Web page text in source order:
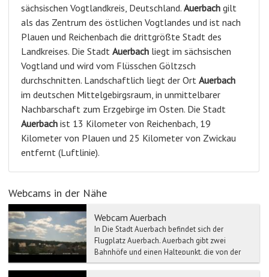
sächsischen Vogtlandkreis, Deutschland. Auerbach gilt
als das Zentrum des östlichen Vogtlandes und ist nach
Plauen und Reichenbach die drittgrößte Stadt des
Landkreises. Die Stadt Auerbach liegt im sächsischen
Vogtland und wird vom Flüsschen Göltzsch
durchschnitten. Landschaftlich liegt der Ort Auerbach
im deutschen Mittelgebirgsraum, in unmittelbarer
Nachbarschaft zum Erzgebirge im Osten. Die Stadt
Auerbach ist 13 Kilometer von Reichenbach, 19
Kilometer von Plauen und 25 Kilometer von Zwickau
entfernt (Luftlinie).
Webcams in der Nähe
Webcam Auerbach
In Die Stadt Auerbach befindet sich der
Flugplatz Auerbach. Auerbach gibt zwei
Bahnhöfe und einen Haltepunkt, die von der
Vogtlandbahn angefahren ...